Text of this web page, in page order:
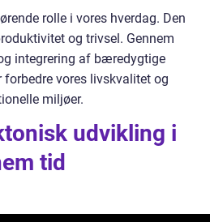
rolle i vores hverdag. Den
og trivsel. Gennem
integrering af bæredygtige
forbedre vores livskvalitet og
miljøer.
udvikling i
tid